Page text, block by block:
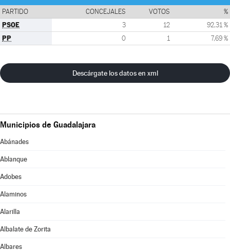
PARTIDO CONCEJALES VOTOS %
PSOE 3 12 92,31 %
PP 0 1 7,69 %
Descárgate los datos en xml
Municipios de Guadalajara
Abánades
Ablanque
Adobes
Alaminos
Alarilla
Albalate de Zorita
Albares